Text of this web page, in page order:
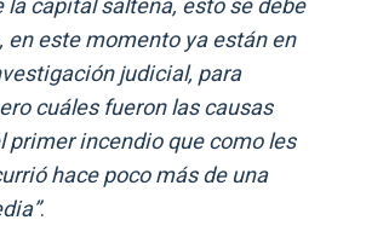
capital salteña, esto se debe
en este momento ya están en
judicial, para
cuáles fueron las causas
primer incendio que como les
hace poco más de una
.